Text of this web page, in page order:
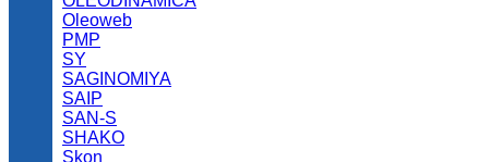
Oleoweb
PMP
SY
SAGINOMIYA
SAIP
SAN-S
SHAKO
Skon